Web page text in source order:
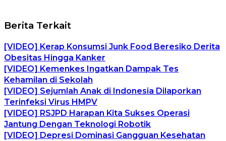
Berita Terkait
[VIDEO] Kerap Konsumsi Junk Food Beresiko Derita
Obesitas Hingga Kanker
[VIDEO] Kemenkes Ingatkan Dampak Tes
Kehamilan di Sekolah
[VIDEO] Sejumlah Anak di Indonesia Dilaporkan
Terinfeksi Virus HMPV
[VIDEO] RSJPD Harapan Kita Sukses Operasi
Jantung Dengan Teknologi Robotik
[VIDEO] Depresi Dominasi Gangguan Kesehatan